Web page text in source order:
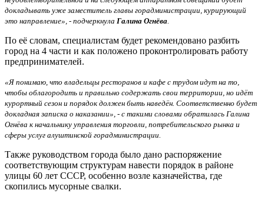
докладывать уже заместитель главы горадминистрации, курирующий
это направление», - подчеркнула Галина Огнёва
По её словам, специалистам будет рекомендовано разбить
город на 4 части и как положено проконтролировать работу
предпринимателей.
«Я понимаю, что владельцы ресторанов и кафе с трудом идут на то,
чтобы облагородить и правильно содержать свои территории, но идёт
курортный сезон и порядок должен быть наведён. Соответственно будет
докладная записка о наказании», - с такими словами обратилась Галина
Огнёва к начальнику управления торговли, потребительского рынка и
сферы услуг алуштинской горадминистрации.
Также руководством города было дано распоряжение
соответствующим структурам навести порядок в районе
улицы 60 лет СССР, особенно возле казначейства, где
скопились мусорные свалки.